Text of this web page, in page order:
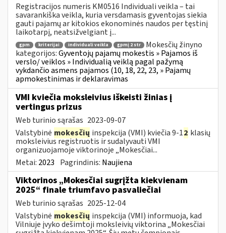
Registracijos numeris KM0516 Individuali veikla – tai
savarankiška veikla, kuria versdamasis gyventojas siekia
gauti pajamų ar kitokios ekonominės naudos per tęstinį
laikotarpį, neatsižvelgiant į...
gpm kriterijai individuali veikla gpmį 2 str
Mokesčių žinyno
kategorijos:Gyventojų pajamų mokestis » Pajamos iš
verslo/ veiklos » Individualią veiklą pagal pažymą
vykdančio asmens pajamos (10, 18, 22, 23, » Pajamų
apmokestinimas ir deklaravimas
VMI kviečia moksleivius iškeisti žinias į
vertingus prizus
Web turinio sąrašas 2023-09-07
Valstybinė mokesčių inspekcija (VMI) kviečia 9-12 klasių
moksleivius registruotis ir sudalyvauti VMI
organizuojamoje viktorinoje „Mokesčiai...
Metai: 2023 Pagrindinis: Naujiena
Viktorinos „Mokesčiai sugrįžta kiekvienam
2025“ finale triumfavo pasvaliečiai
Web turinio sąrašas 2025-12-04
Valstybinė mokesčių inspekcija (VMI) informuoja, kad
Vilniuje įvyko dešimtoji moksleivių viktorina „Mokesčiai